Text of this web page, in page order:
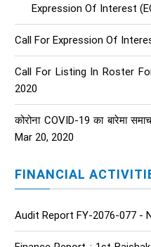
Expression Of Interest
Call For Expression Of
Call For Listing In Roster
2020
कोरोना COVID-19 का बारेमा
Mar 20, 2020
FINANCIAL
Audit Report FY-2076-077 -